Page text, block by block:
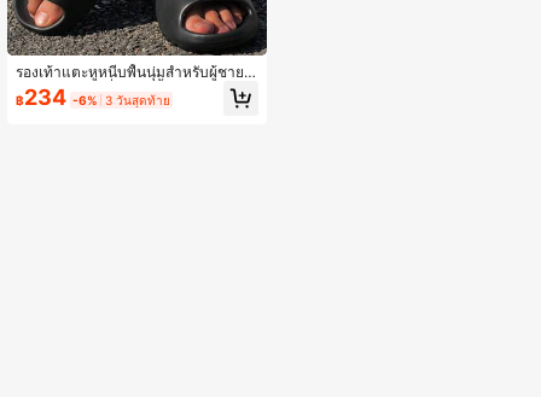
รองเท้าแตะหูหนีบพื้นนุ่มสำหรับผู้ชาย,
รองเท้าแตะกันลื่นแบบชิ้นเดียวสำหรับใ
ส่ในร่มและกลางแจ้งที่ทันสมัยและสวมใ
฿234 -6% 3 วันสุดท้าย